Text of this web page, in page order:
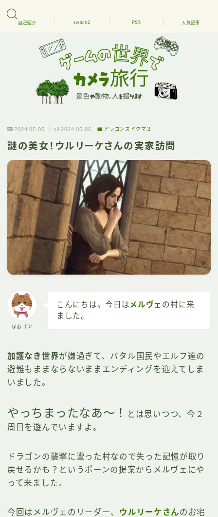
自己紹介 switch2 PS5 人気記事
2024.05.05 2024.05.06 ドラゴンズドグマ２
謎の美女！ウルリーケさんの実家訪問
なおゴン
こんにちは。今日はメルヴェ の村に来
ました。
加護なき世界が嫌過ぎて、バタル国民やエルフ達の
避難もままならないままエンディングを迎えてしま
いました。
やっちまったなあ～！
とは思いつつ、今２
周目を遊んでいますよ。
ドラゴンの襲撃に遭った村なので失った記憶が取り
戻せるかも？というポーンの提案からメルヴェにや
って来ました。
今回はメルヴェのリーダー、 ウルリーケさんのお宅